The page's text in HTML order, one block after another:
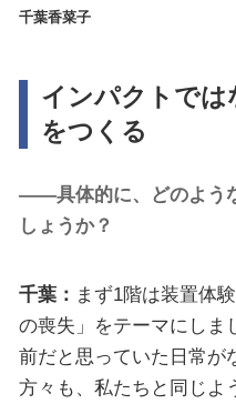
千葉香菜子
インパクトでは
をつくる
――具体的に、どのよう
しょうか？
千葉： まず1階は装置体
の喪失」をテーマにしま
前だと思っていた日常が
方々も、私たちと同じよ